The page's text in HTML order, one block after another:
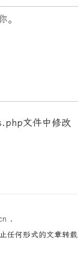
文件中修改
.
任何形式的文章转载